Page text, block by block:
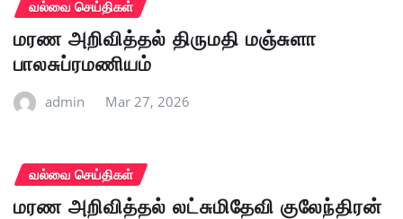
வல்வை செய்திகள்
மரண அறிவித்தல் திருமதி மஞ்சுளா
பாலசுப்ரமணியம்
admin Mar 27, 2026
வல்வை செய்திகள்
மரண அறிவித்தல் லட்சுமிதேவி குலேந்திரன்